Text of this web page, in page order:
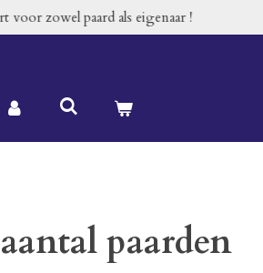
voor zowel paard als eigenaar !
paarden